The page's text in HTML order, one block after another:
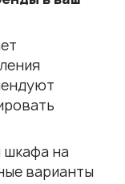
шкафа на
варианты